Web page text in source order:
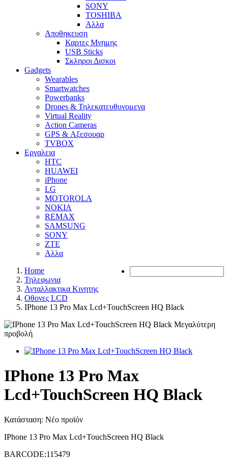
SONY
TOSHIBA
Αλλα
Αποθηκευση
Καρτες Μνημης
USB Sticks
Σκληροι Δισκοι
Gadgets
Wearables
Smartwatches
Powerbanks
Drones & Τηλεκατευθυνομενα
Virtual Reality
Action Cameras
GPS & Αξεσουαρ
TVBOX
Εργαλεια
HTC
HUAWEI
iPhone
LG
MOTOROLA
NOKIA
REMAX
SAMSUNG
SONY
ZTE
Αλλα
Home
Τηλεφωνια
Ανταλλακτικα Κινητης
Οθονες LCD
IPhone 13 Pro Max Lcd+TouchScreen HQ Black
Μεγαλύτερη
προβολή
IPhone 13 Pro Max
Lcd+TouchScreen HQ Black
Κατάσταση: Νέο προϊόν
IPhone 13 Pro Max Lcd+TouchScreen HQ Black
BARCODE:115479